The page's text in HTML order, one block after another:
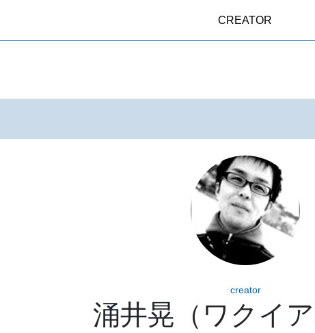
CREATOR
creator
涌井晃（ワクイア